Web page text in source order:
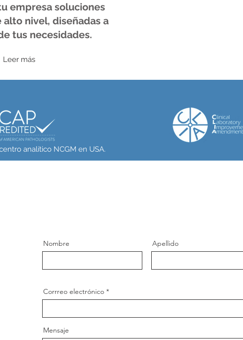
empresa soluciones
alto nivel, diseñadas a
tus necesidades.
Leer más
analítico NCGM en USA.
Nombre Apellido
Corrreo electrónico
Mensaje